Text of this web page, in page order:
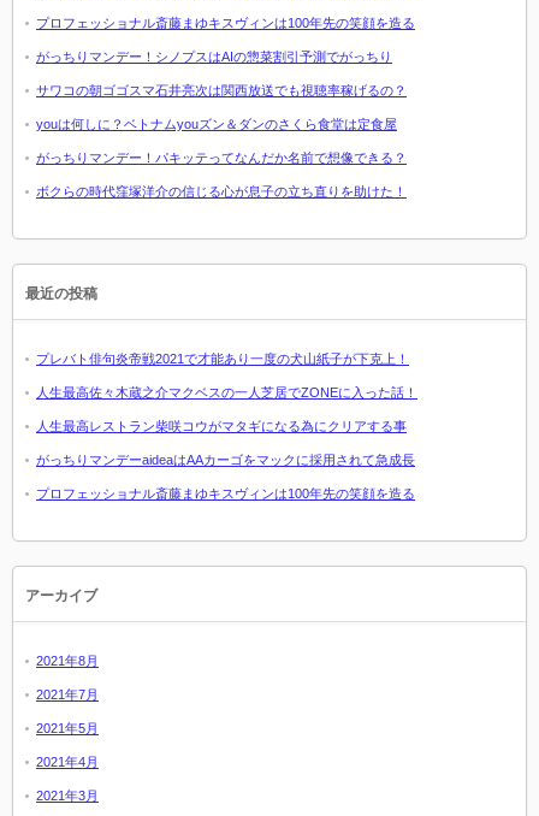
プロフェッショナル斎藤まゆキスヴィンは100年先の笑顔を造る
がっちりマンデー！シノプスはAIの惣菜割引予測でがっちり
サワコの朝ゴゴスマ石井亮次は関西放送でも視聴率稼げるの？
youは何しに？ベトナムyouズン＆ダンのさくら食堂は定食屋
がっちりマンデー！パキッテってなんだか名前で想像できる？
ボクらの時代窪塚洋介の信じる心が息子の立ち直りを助けた！
最近の投稿
プレバト俳句炎帝戦2021で才能あり一度の犬山紙子が下克上！
人生最高佐々木蔵之介マクベスの一人芝居でZONEに入った話！
人生最高レストラン柴咲コウがマタギになる為にクリアする事
がっちりマンデーaideaはAAカーゴをマックに採用されて急成長
プロフェッショナル斎藤まゆキスヴィンは100年先の笑顔を造る
アーカイブ
2021年8月
2021年7月
2021年5月
2021年4月
2021年3月